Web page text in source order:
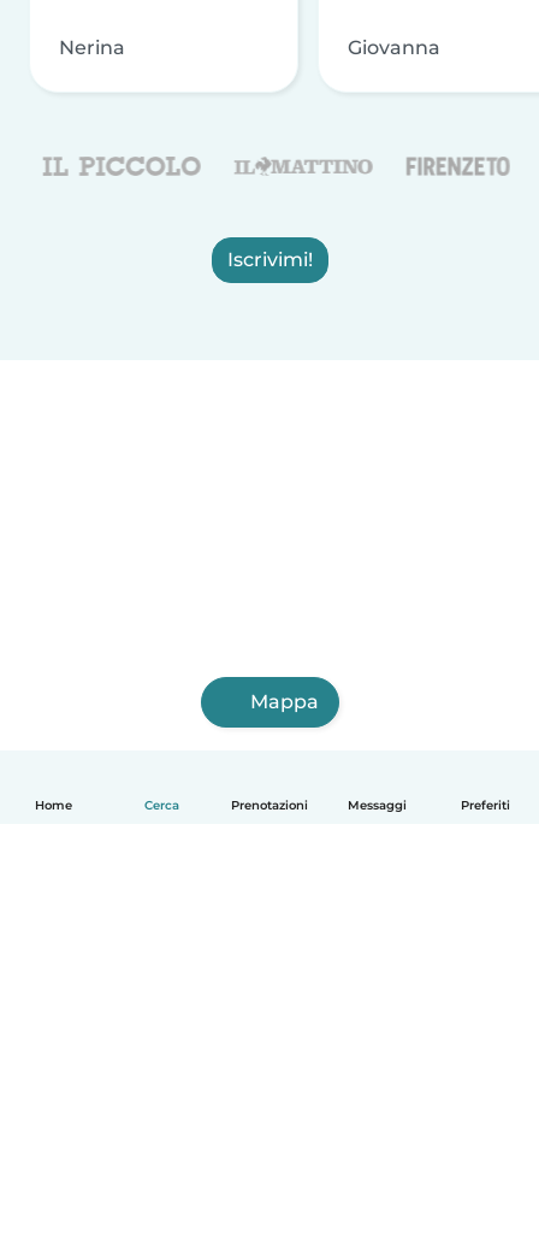
Home Cerca Prenotazioni Messaggi Preferiti
Nerina Giovanna
Iscrivimi!
Mappa